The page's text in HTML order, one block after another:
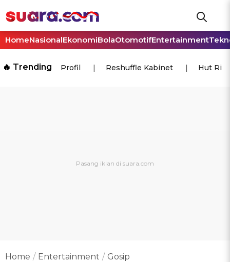
HomeNasionalEkonomiBolaOtomotifEntertainment
🔥 Trending Profil Reshuffle Kabinet Hut Ri
Home Entertainment Gosip